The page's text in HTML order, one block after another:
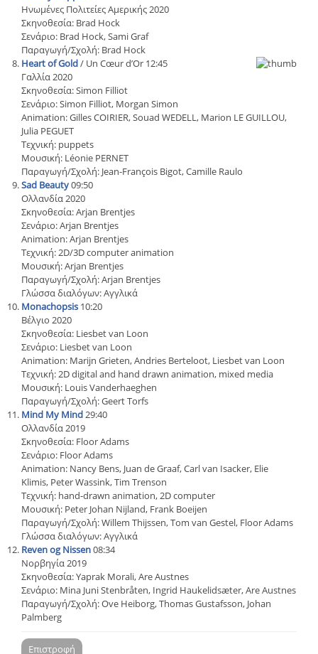
Ηνωμένες Πολιτείες Αμερικής 2020
Σκηνοθεσία: Brad Hock
Σενάριο: Brad Hock, Sami Graf
Παραγωγή/Σχολή: Brad Hock
Heart of Gold/ Un Cœur d’Or 12:45
Γαλλία 2020
Σκηνοθεσία: Simon Filliot
Σενάριο: Simon Filliot, Morgan Simon
Animation: Gilles COIRIER, Souad WEDELL, Marion LE GUILLOU,
Julia PEGUET
Τεχνική: puppets
Μουσική: Léonie PERNET
Παραγωγή/Σχολή: Jean-François Bigot, Camille Raulo
Sad Beauty09:50
Ολλανδία 2020
Σκηνοθεσία: Arjan Brentjes
Σενάριο: Arjan Brentjes
Animation: Arjan Brentjes
Τεχνική: 2D/3D computer animation
Μουσική: Arjan Brentjes
Παραγωγή/Σχολή: Arjan Brentjes
Γλώσσα διαλόγων: Αγγλικά
Monachopsis 10:20
Βέλγιο 2020
Σκηνοθεσία: Liesbet van Loon
Σενάριο: Liesbet van Loon
Animation: Marijn Grieten, Andries Berteloot, Liesbet van Loon
Τεχνική: 2D digital and hand drawn animation, mixed media
Μουσική: Louis Vanderhaeghen
Παραγωγή/Σχολή: Geert Torfs
Mind My Mind29:40
Ολλανδία 2019
Σκηνοθεσία: Floor Adams
Σενάριο: Floor Adams
Animation: Nancy Bens, Juan de Graaf, Carl van Isacker, Elie
Klimis, Peter Wassink, Tim Trenson
Τεχνική: hand-drawn animation, 2D computer
Μουσική: Peter Johan Nijland, Frank Boeijen
Παραγωγή/Σχολή: Willem Thijssen, Tom van Gestel, Floor Adams
Γλώσσα διαλόγων: Αγγλικά
Reven og Nissen08:34
Νορβηγία 2019
Σκηνοθεσία: Yaprak Morali, Are Austnes
Σενάριο: Mina Juni Stenbråten, Ingrid Haukelidsæter, Are Austnes
Παραγωγή/Σχολή: Ove Heiborg, Thomas Gustafsson, Johan
Palmberg
Επιστροφή